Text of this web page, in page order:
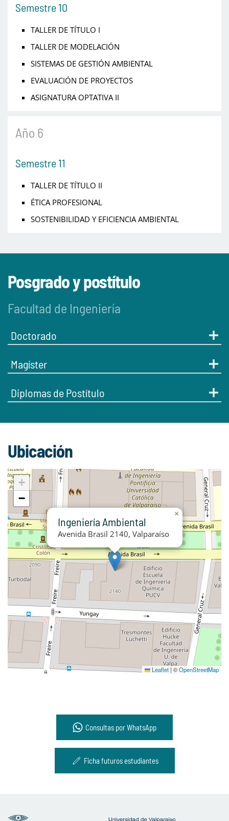
Semestre 10
TALLER DE TÍTULO I
TALLER DE MODELACIÓN
SISTEMAS DE GESTIÓN AMBIENTAL
EVALUACIÓN DE PROYECTOS
ASIGNATURA OPTATIVA II
Año 6
Semestre 11
TALLER DE TÍTULO II
ÉTICA PROFESIONAL
SOSTENIBILIDAD Y EFICIENCIA AMBIENTAL
Posgrado y postítulo
Facultad de Ingeniería
Doctorado
Magíster
Diplomas de Postítulo
Ubicación
Ingeniería Ambiental
Avenida Brasil 2140, Valparaíso
×
+
−
Leaflet |©OpenStreetMap
Consultas por WhatsApp
Ficha futuros estudiantes